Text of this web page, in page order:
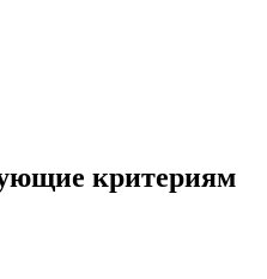
критериям